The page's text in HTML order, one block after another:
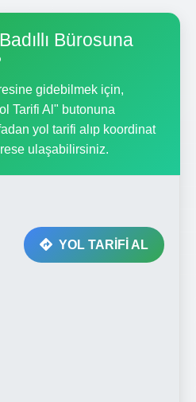
Bürosuna
gidebilmek için,
Tarifi Al" butonuna
yol tarifi alıp koordinat
ulaşabilirsiniz.
YOL TARİFİ AL